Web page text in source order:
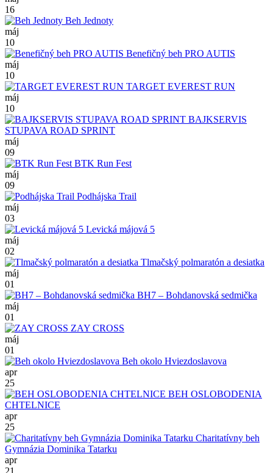
16
Beh Jednoty
máj
10
Benefičný beh PRO AUTIS
máj
10
TARGET EVEREST RUN
máj
10
BAJKSERVIS
STUPAVA ROAD SPRINT
máj
09
BTK Run Fest
máj
09
Podhájska Trail
máj
03
Levická májová 5
máj
02
Tlmačský polmaratón a desiatka
máj
01
BH7 – Bohdanovská sedmička
máj
01
ZAY CROSS
máj
01
Beh okolo Hviezdoslavova
apr
25
BEH OSLOBODENIA
CHTELNICE
apr
25
Charitatívny beh
Gymnázia Dominika Tatarku
apr